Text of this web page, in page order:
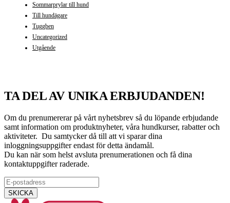
Sommarprylar till hund
Till hundägare
Tuggben
Uncategorized
Utgående
TA DEL AV UNIKA ERBJUDANDEN!
Om du prenumererar på vårt nyhetsbrev så du löpande erbjudande
samt information om produktnyheter, våra hundkurser, rabatter och
aktiviteter. Du samtycker då till att vi sparar dina
inloggningsuppgifter endast för detta ändamål.
Du kan när som helst avsluta prenumerationen och få dina
kontaktuppgifter raderade.